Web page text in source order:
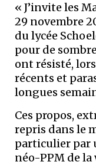
« J’invite les
29 novembre
du lycée
pour de
ont résisté,
récents et
longues
Ces propos,
repris dans le
particulier par
néo-PPM de